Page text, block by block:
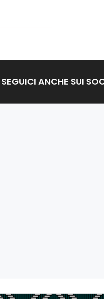
SEGUICI ANCHE SUI